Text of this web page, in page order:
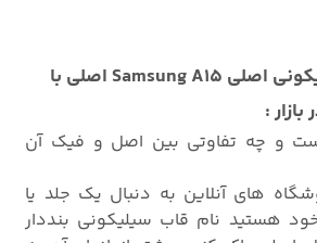
تفاوتهای گارد سیلیکونی اصلی Samsung A15 اصلی با
:
و چه تفاوتی بین اصل و فیک آن
های آنلاین به دنبال یک جلد یا
هستید نام قاب سیلیکونی بنددار